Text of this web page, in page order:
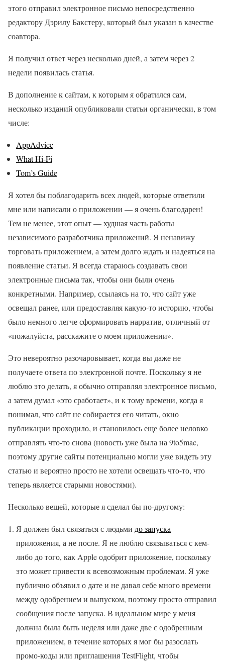
этого отправил электронное письмо непосредственно
редактору Дэрилу Бакстеру, который был указан в качестве
соавтора.
Я получил ответ через несколько дней, а затем через 2
недели появилась статья.
В дополнение к сайтам, к которым я обратился сам,
несколько изданий опубликовали статьи органически, в том
числе:
AppAdvice
What Hi-Fi
Tom’s Guide
Я хотел бы поблагодарить всех людей, которые ответили
мне или написали о приложении — я очень благодарен!
Тем не менее, этот опыт — худшая часть работы
независимого разработчика приложений. Я ненавижу
торговать приложением, а затем долго ждать и надеяться на
появление статьи. Я всегда стараюсь создавать свои
электронные письма так, чтобы они были очень
конкретными. Например, ссылаясь на то, что сайт уже
освещал ранее, или предоставляя какую-то историю, чтобы
было немного легче сформировать нарратив, отличный от
«пожалуйста, расскажите о моем приложении».
Это невероятно разочаровывает, когда вы даже не
получаете ответа по электронной почте. Поскольку я не
люблю это делать, я обычно отправлял электронное письмо,
а затем думал «это сработает», и к тому времени, когда я
понимал, что сайт не собирается его читать, окно
публикации проходило, и становилось еще более неловко
отправлять что-то снова (новость уже была на 9to5mac,
поэтому другие сайты потенциально могли уже видеть эту
статью и вероятно просто не хотели освещать что-то, что
теперь является старыми новостями).
Несколько вещей, которые я сделал бы по-другому:
Я должен был связаться с людьми до запуска
приложения, а не после. Я не люблю связываться с кем-
либо до того, как Apple одобрит приложение, поскольку
это может привести к всевозможным проблемам. Я уже
публично объявил о дате и не давал себе много времени
между одобрением и выпуском, поэтому просто отправил
сообщения после запуска. В идеальном мире у меня
должна была быть неделя или даже две с одобренным
приложением, в течение которых я мог бы разослать
промо-коды или приглашения TestFlight, чтобы